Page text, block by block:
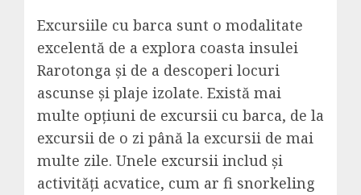
Excursiile cu barca sunt o modalitate
excelentă de a explora coasta insulei
Rarotonga și de a descoperi locuri
ascunse și plaje izolate. Există mai
multe opțiuni de excursii cu barca, de la
excursii de o zi până la excursii de mai
multe zile. Unele excursii includ și
activități acvatice, cum ar fi snorkeling